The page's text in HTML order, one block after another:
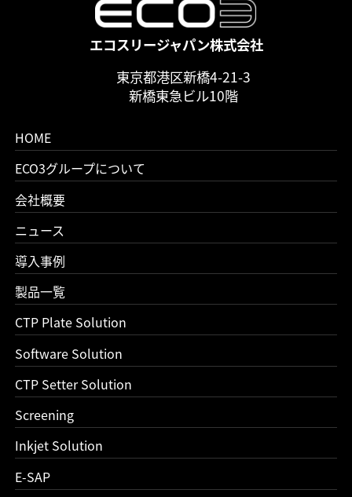
エコスリージャパン株式会社
東京都港区新橋4-21-3
新橋東急ビル10階
HOME
ECO3グループについて
会社概要
ニュース
導入事例
製品一覧
CTP Plate Solution
Software Solution
CTP Setter Solution
Screening
Inkjet Solution
E-SAP